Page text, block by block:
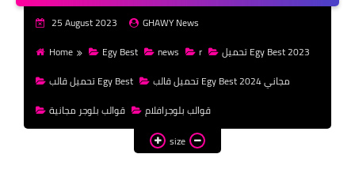
css
25 August 2023
GHAWY News
Home
Egy Best news r
تحميل Egy Best 2023
تحميل قالب Egy Best
تحميل قالب Egy Best مجاني 2024
قوالب بلوجر مجانية
قوالب بلوجرافلام
size